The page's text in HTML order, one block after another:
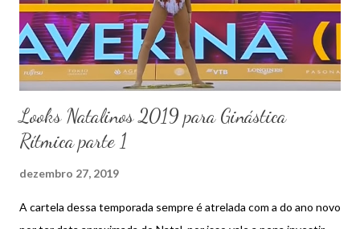
Looks Natalinos 2019 para Ginástica
Rítmica parte 1
dezembro 27, 2019
A cartela dessa temporada sempre é atrelada com a do ano novo